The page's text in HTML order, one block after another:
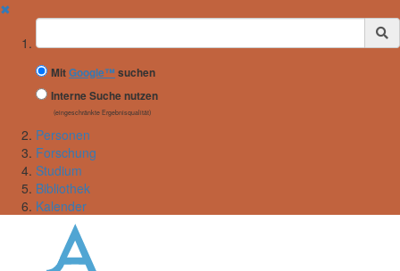
✖
Suchbegriff
MitGoogle™ suchen
Interne Suche nutzen
(eingeschränkte Ergebnisqualität)
Personen
Forschung
Studium
Bibliothek
Kalender